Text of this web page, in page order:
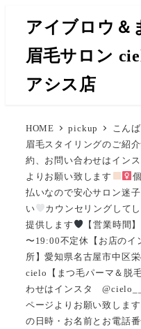
アイブロウ＆
眉毛サロン
アシス店
HOME pickup
こん
眉毛スタイリングのご紹
約、お問い合わせはイン
よりお願い致します
払いなので安心サロン迷
い
カウンセリングして
提供します
【営業時間
〜19:00不定休【お店のイ
所】愛知県名古屋市中区
cielo【まつ毛パーマ＆脱
わせはインスタ
ページよりお願い致します
の日時・お名前とお電話